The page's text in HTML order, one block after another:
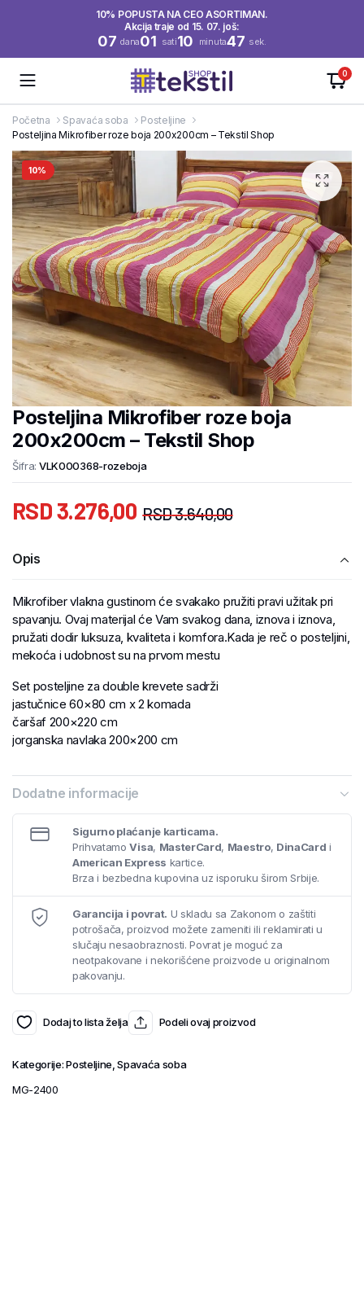
10% POPUSTA NA CEO ASORTIMAN.
Akcija traje od 15. 07. još:
07 dana01 sati10 minuta47 sek.
0
Početna Spavaća soba
Posteljine
Posteljina Mikrofiber roze boja 200x200cm – Tekstil Shop
10%
Posteljina Mikrofiber roze boja
200x200cm – Tekstil Shop
Šifra: VLK000368-rozeboja
RSD3.640,00
RSD3.276,00
Opis
Mikrofiber vlakna gustinom će svakako pružiti pravi užitak pri
spavanju. Ovaj materijal će Vam svakog dana, iznova i iznova,
pružati dodir luksuza, kvaliteta i komfora.Kada je reč o posteljini,
mekoća i udobnost su na prvom mestu
Set posteljine za double krevete sadrži
jastučnice 60×80 cm x 2 komada
čaršaf 200×220 cm
jorganska navlaka 200×200 cm
Dodatne informacije
Sigurno plaćanje karticama.
PrihvatamoVisa, MasterCard, Maestro, DinaCard i
American Express kartice.
Brza i bezbedna kupovina uz isporuku širom Srbije.
Garancija i povrat. U skladu sa Zakonom o zaštiti
potrošača, proizvod možete zameniti ili reklamirati u
slučaju nesaobraznosti. Povrat je moguć za
neotpakovane i nekorišćene proizvode u originalnom
pakovanju.
Dodaj to lista želja Podeli ovaj proizvod
Kategorije:Posteljine ,Spavaća soba
MG-2400